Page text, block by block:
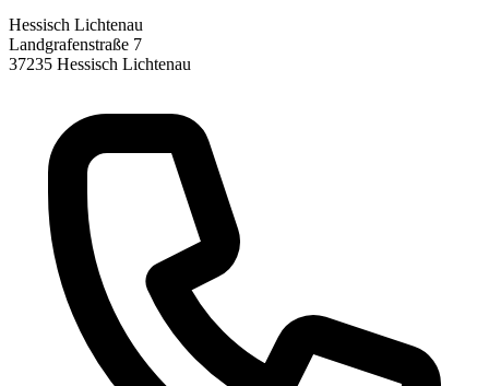
Hessisch Lichtenau
Landgrafenstraße 7
37235 Hessisch Lichtenau